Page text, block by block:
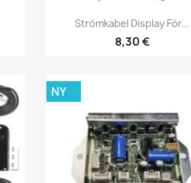
Snabbvy
Strömkabel Display För...
8,30 €
NY